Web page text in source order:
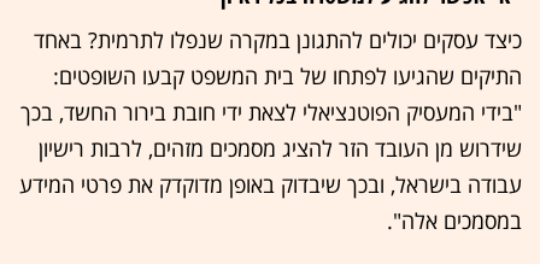
כיצד עסקים יכולים להתגונן במקרה שנפלו לתרמית? באחד
התיקים שהגיעו לפתחו של בית המשפט קבעו השופטים:
"בידי המעסיק הפוטנציאלי לצאת ידי חובת בירור החשד, בכך
שידרוש מן העובד הזר להציג מסמכים מזהים, לרבות רישיון
עבודה בישראל, ובכך שיבדוק באופן מדוקדק את פרטי המידע
במסמכים אלה".